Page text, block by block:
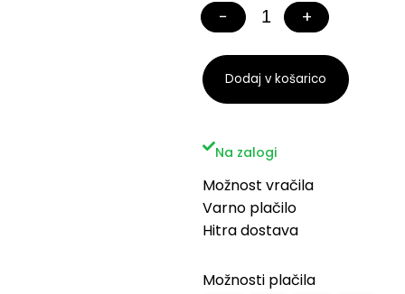
− +
Dodaj v košarico
Na zalogi
Možnost vračila
Varno plačilo
Hitra dostava
Možnosti plačila